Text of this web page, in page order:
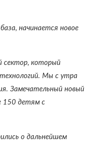
начинается новое
сектор, который
Мы с утра
Замечательный новый
150 детям с
о дальнейшем